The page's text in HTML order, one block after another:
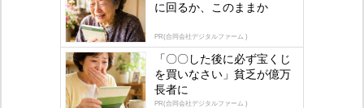
に回るか、このままか
PR(合同会社デジタルファーム )
「〇〇した後に必ず宝くじ
を買いなさい」貧乏が億万
長者に
PR(合同会社デジタルファーム )